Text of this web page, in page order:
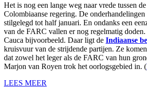
Het is nog een lange weg naar vrede tussen
Colombiaanse regering. De
stilgelegd tot half januari. En ondanks een
van de FARC vallen er nog regelmatig
Cauca bijvoorbeeld. Daar ligt de Indiaanse
kruisvuur van de strijdende partijen. Ze
dat zowel het leger als de FARC van hun
Marjon van Royen trok het oorlogsgebied in. (
LEES MEER